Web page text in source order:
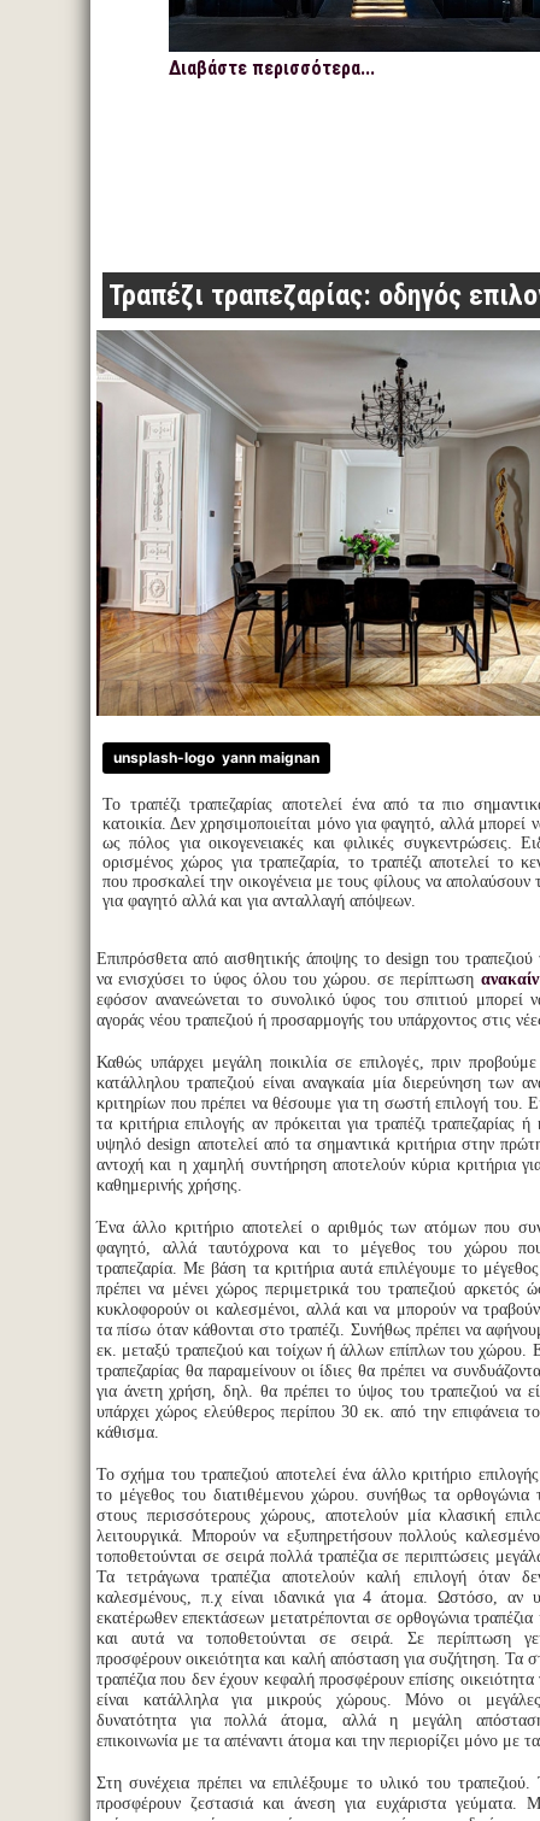
Διαβάστε περισσότερα...
Τραπέζι τραπεζαρίας: οδηγός
unsplash-logo yann maignan
Το τραπέζι τραπεζαρίας αποτελεί ένα από τα πιο
κατοικία. Δεν χρησιμοποιείται μόνο για φαγητό, αλλά μπορεί
ως πόλος για οικογενειακές και φιλικές συγκεντρώσεις.
ορισμένος χώρος για τραπεζαρία, το τραπέζι αποτελεί το
που προσκαλεί την οικογένεια με τους φίλους να απολαύσουν
για φαγητό αλλά και για ανταλλαγή απόψεων.
Επιπρόσθετα από αισθητικής άποψης το design του τραπεζιού
να ενισχύσει το ύφος όλου του χώρου. σε περίπτωση
εφόσον ανανεώνεται το συνολικό ύφος του σπιτιού μπορεί
αγοράς νέου τραπεζιού ή προσαρμογής του υπάρχοντος στις
Καθώς υπάρχει μεγάλη ποικιλία σε επιλογές, πριν
κατάλληλου τραπεζιού είναι αναγκαία μία διερεύνηση των
κριτηρίων που πρέπει να θέσουμε για τη σωστή επιλογή του.
τα κριτήρια επιλογής αν πρόκειται για τραπέζι τραπεζαρίας
υψηλό design αποτελεί από τα σημαντικά κριτήρια στην
αντοχή και η χαμηλή συντήρηση αποτελούν κύρια κριτήρια
καθημερινής χρήσης.
Ένα άλλο κριτήριο αποτελεί ο αριθμός των ατόμων που
φαγητό, αλλά ταυτόχρονα και το μέγεθος του χώρου
τραπεζαρία. Με βάση τα κριτήρια αυτά επιλέγουμε το
πρέπει να μένει χώρος περιμετρικά του τραπεζιού αρκετός
κυκλοφορούν οι καλεσμένοι, αλλά και να μπορούν να
τα πίσω όταν κάθονται στο τραπέζι. Συνήθως πρέπει να
εκ. μεταξύ τραπεζιού και τοίχων ή άλλων επίπλων του χώρου.
τραπεζαρίας θα παραμείνουν οι ίδιες θα πρέπει να
για άνετη χρήση, δηλ. θα πρέπει το ύψος του τραπεζιού να
υπάρχει χώρος ελεύθερος περίπου 30 εκ. από την επιφάνεια
κάθισμα.
Το σχήμα του τραπεζιού αποτελεί ένα άλλο κριτήριο
το μέγεθος του διατιθέμενου χώρου. συνήθως τα ορθογώνια
στους περισσότερους χώρους, αποτελούν μία κλασική
λειτουργικά. Μπορούν να εξυπηρετήσουν πολλούς
τοποθετούνται σε σειρά πολλά τραπέζια σε περιπτώσεις
Τα τετράγωνα τραπέζια αποτελούν καλή επιλογή όταν
καλεσμένους, π.χ είναι ιδανικά για 4 άτομα. Ωστόσο, αν
εκατέρωθεν επεκτάσεων μετατρέπονται σε ορθογώνια
και αυτά να τοποθετούνται σε σειρά. Σε περίπτωση
προσφέρουν οικειότητα και καλή απόσταση για συζήτηση. Τα
τραπέζια που δεν έχουν κεφαλή προσφέρουν επίσης
είναι κατάλληλα για μικρούς χώρους. Μόνο οι
δυνατότητα για πολλά άτομα, αλλά η μεγάλη
επικοινωνία με τα απέναντι άτομα και την περιορίζει μόνο με
Στη συνέχεια πρέπει να επιλέξουμε το υλικό του τραπεζιού.
προσφέρουν ζεστασιά και άνεση για ευχάριστα γεύματα.